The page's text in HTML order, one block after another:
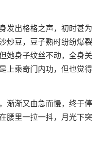
发出格格之声，初时甚为
炒豆，豆子熟时纷纷爆裂
她身子纹丝不动，全身关
上乘奇门内功，但也觉得
渐渐又由急而慢，终于停
腰里一拉一抖，月光下突